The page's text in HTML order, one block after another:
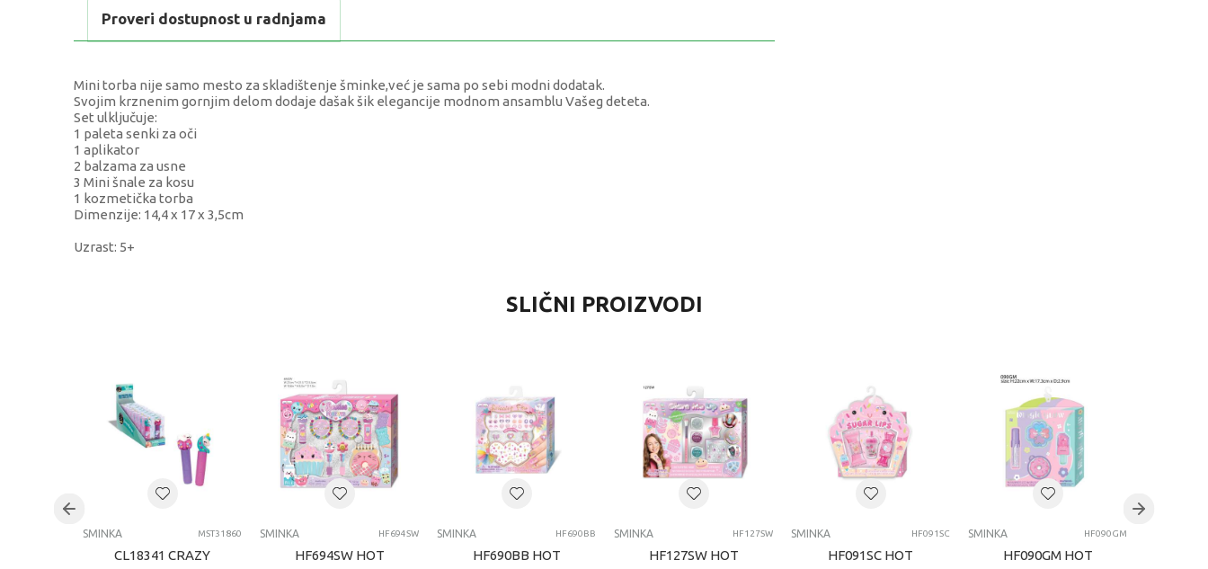
Proveri dostupnost u radnjama
Mini torba nije samo mesto za skladištenje šminke,već je sama po sebi modni dodatak.
Svojim krznenim gornjim delom dodaje dašak šik elegancije modnom ansamblu Vašeg deteta.
Set ulključuje:
1 paleta senki za oči
1 aplikator
2 balzama za usne
3 Mini šnale za kosu
1 kozmetička torba
Dimenzije: 14,4 x 17 x 3,5cm
Uzrast: 5+
SMINKA
Pol Djevojčice
Uzrast 7-8 G
SLIČNI PROIZVODI
SMINKA MST31860
CL18341 CRAZY
SMINKA HF694SW
HF694SW HOT
SMINKA HF690BB
HF690BB HOT
SMINKA HF127SW
HF127SW HOT
SMINKA HF091SC
HF091SC HOT
SMINKA HF090GM
HF090GM HOT